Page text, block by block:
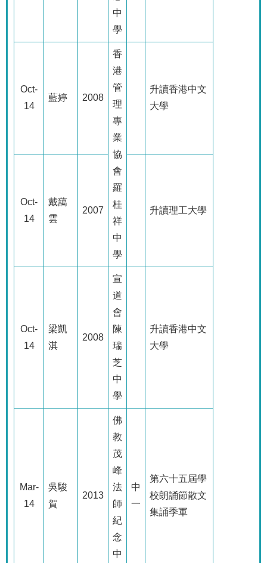
中
學
Oct-
14
藍婷 2008
香
港
管
理
專
業
協
會
羅
桂
祥
中
學
升讀香港中文
大學
Oct-
14
戴藹
雲
2007 升讀理工大學
Oct-
14
梁凱
淇
2008
宣
道
會
陳
瑞
芝
中
學
升讀香港中文
大學
Mar-
14
吳駿
賀
2013
佛
教
茂
峰
法
師
紀
念
中
中
一
第六十五屆學
校朗誦節散文
集誦季軍